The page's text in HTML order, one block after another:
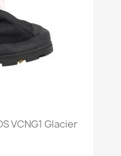
VCNG1 Glacier